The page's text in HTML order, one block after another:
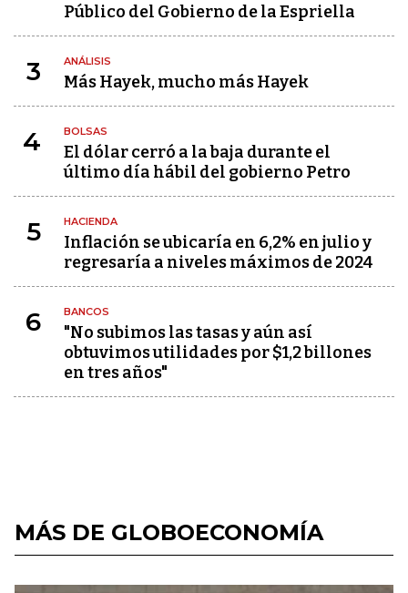
Público del Gobierno de la Espriella
3 ANÁLISIS
Más Hayek, mucho más Hayek
4 BOLSAS
El dólar cerró a la baja durante el
último día hábil del gobierno Petro
5 HACIENDA
Inflación se ubicaría en 6,2% en julio y
regresaría a niveles máximos de 2024
6 BANCOS
"No subimos las tasas y aún así
obtuvimos utilidades por $1,2 billones
en tres años"
MÁS DE GLOBOECONOMÍA